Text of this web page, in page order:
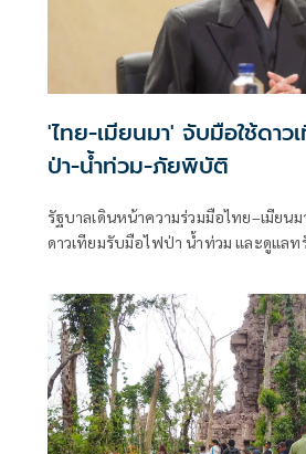
'ไทย-เมียนมา' จับมือใช้ดาว
ป่า-น้ำท่วม-ภัยพิบัติ
รัฐบาลเดินหน้าความร่วมมือไทย–เมียนม
ดาวเทียมรับมือไฟป่า น้ำท่วม และดูแลท